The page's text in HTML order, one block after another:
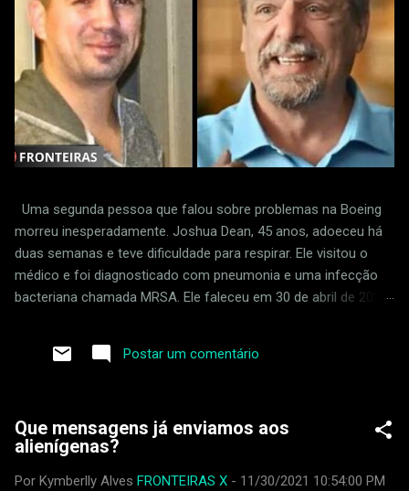
Uma segunda pessoa que falou sobre problemas na Boeing
morreu inesperadamente. Joshua Dean, 45 anos, adoeceu há
duas semanas e teve dificuldade para respirar. Ele visitou o
médico e foi diagnosticado com pneumonia e uma infecção
bacteriana chamada MRSA. Ele faleceu em 30 de abril de 2024.
padrões frouxos na fábrica da empresa em Wichita, Kansas.
Ele acusou um fornecedor da Boeing de ignorar defeitos na
peças para a Boeing, chamada Spirit AeroSystems. Ele perdeu
o emprego em abril de 2023. Duas semanas atrás, ele teve
dificuldade para respirar e teve que ir ao hospital. Sua saúde
Postar um comentário
Que mensagens já enviamos aos
alienígenas?
Por Kymberlly Alves FRONTEIRAS X - 11/30/2021 10:54:00 PM